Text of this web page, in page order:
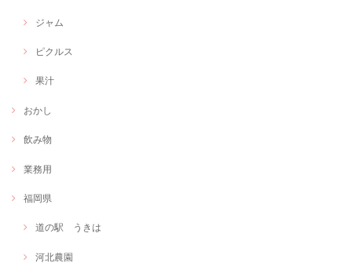
ジャム
ピクルス
果汁
おかし
飲み物
業務用
福岡県
道の駅 うきは
河北農園